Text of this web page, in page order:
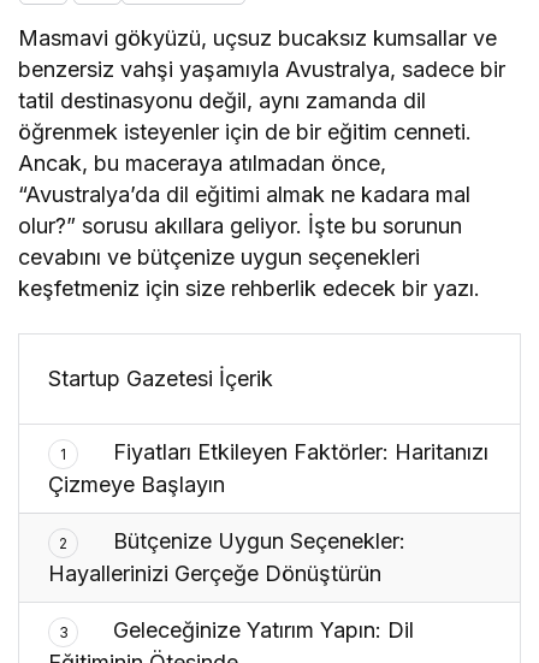
Masmavi gökyüzü, uçsuz bucaksız kumsallar ve
benzersiz vahşi yaşamıyla Avustralya, sadece bir
tatil destinasyonu değil, aynı zamanda dil
öğrenmek isteyenler için de bir eğitim cenneti.
Ancak, bu maceraya atılmadan önce,
“Avustralya’da dil eğitimi almak ne kadara mal
olur?” sorusu akıllara geliyor. İşte bu sorunun
cevabını ve bütçenize uygun seçenekleri
keşfetmeniz için size rehberlik edecek bir yazı.
Startup Gazetesi İçerik
1
Fiyatları Etkileyen Faktörler: Haritanızı
Çizmeye Başlayın
2
Bütçenize Uygun Seçenekler:
Hayallerinizi Gerçeğe Dönüştürün
3
Geleceğinize Yatırım Yapın: Dil